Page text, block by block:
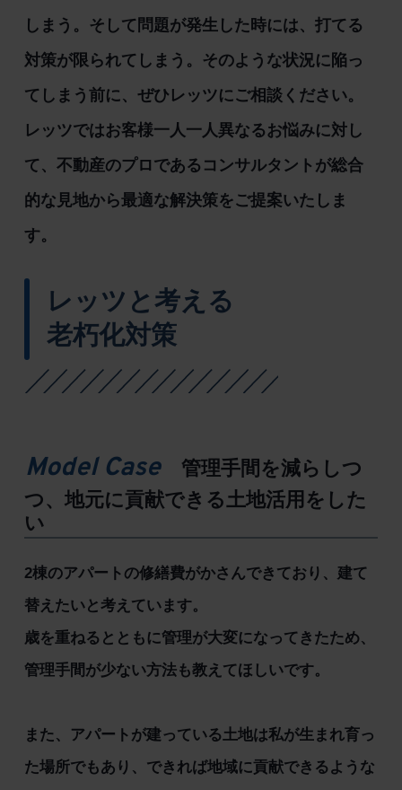
しまう。そして問題が発生した時には、打てる
対策が限られてしまう。そのような状況に陥っ
てしまう前に、ぜひレッツにご相談ください。
レッツではお客様一人一人異なるお悩みに対し
て、不動産のプロであるコンサルタントが総合
的な見地から最適な解決策をご提案いたしま
す。
レッツと考える
老朽化対策
Model Case
管理手間を減らしつ
つ、地元に貢献できる土地活用をした
い
2棟のアパートの修繕費がかさんできており、建て
替えたいと考えています。
歳を重ねるとともに管理が大変になってきたため、
管理手間が少ない方法も教えてほしいです。
また、アパートが建っている土地は私が生まれ育っ
た場所でもあり、できれば地域に貢献できるような